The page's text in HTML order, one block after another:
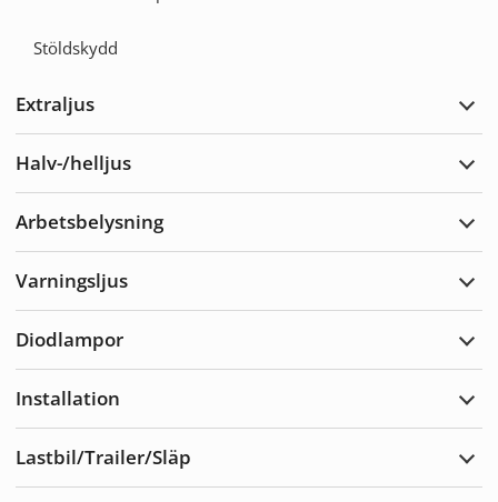
Stöldskydd
Extraljus
Halv-/helljus
Arbetsbelysning
Varningsljus
Diodlampor
Installation
Lastbil/Trailer/Släp